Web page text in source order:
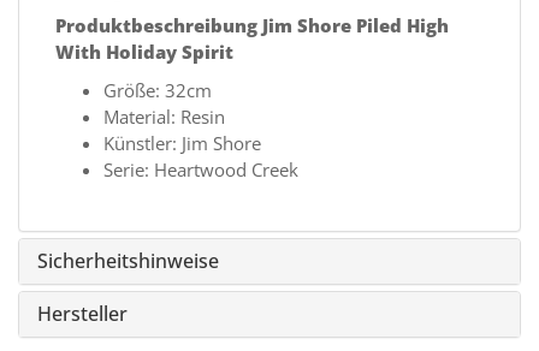
Produktbeschreibung Jim Shore Piled High
With Holiday Spirit
Größe: 32cm
Material: Resin
Künstler: Jim Shore
Serie: Heartwood Creek
Sicherheitshinweise
Hersteller